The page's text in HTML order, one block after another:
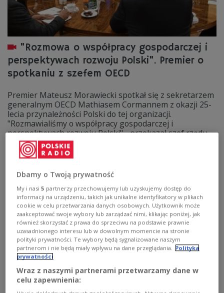
"Rozmowa o współpracy gospodarczej i
perspektywach rozwoju Polski". Premier o
spotkaniu z szefem OECD
Premier Mateusz Morawiecki spotkał się z sekretarzem
generalnym OECD Mathiasem Cormannem z okazji 25-
lecia przynależności Polski do tej organizacji.
"Rozmawialiśmy o współpracy gospodarczej i
perspektywach rozwoju Polski" - przekazał szef rządu.
Zobacz więcej na temat:
Mateusz Morawiecki
25 lat Polski w OECD. Premier spotkał się
Dbamy o Twoją prywatność
My i nasi5 partnerzy przechowujemy lub uzyskujemy dostęp do
informacji na urządzeniu, takich jak unikalne identyfikatory w plikach
cookie w celu przetwarzania danych osobowych. Użytkownik może
zaakceptować swoje wybory lub zarządzać nimi, klikając poniżej, jak
również skorzystać z prawa do sprzeciwu na podstawie prawnie
uzasadnionego interesu lub w dowolnym momencie na stronie
polityki prywatności. Te wybory będą sygnalizowane naszym
partnerom i nie będą miały wpływu na dane przeglądania. Polityka
prywatności
Wraz z naszymi partnerami przetwarzamy dane w
celu zapewnienia: